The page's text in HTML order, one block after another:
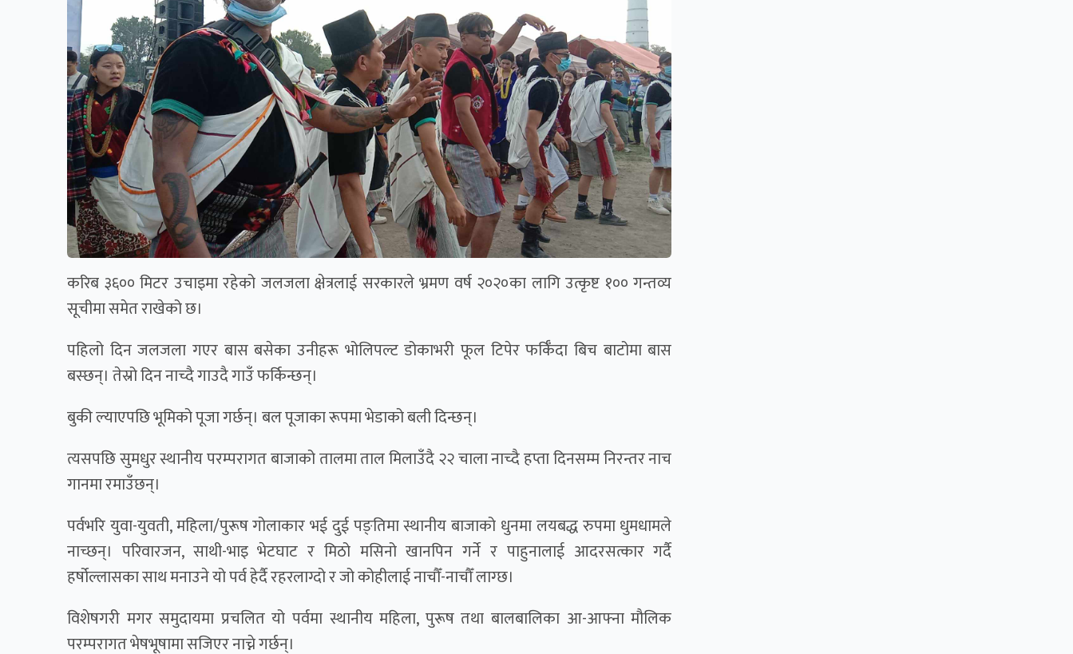
करिब ३६०० मिटर उचाइमा रहेको जलजला क्षेत्रलाई सरकारले भ्रमण वर्ष २०२०का लागि उत्कृष्ट १०० गन्तव्य
सूचीमा समेत राखेको छ।
पहिलो दिन जलजला गएर बास बसेका उनीहरू भोलिपल्ट डोकाभरी फूल टिपेर फर्किँदा बिच बाटोमा बास
बस्छन्। तेस्रो दिन नाच्दै गाउदै गाउँ फर्किन्छन्।
बुकी ल्याएपछि भूमिको पूजा गर्छन्। बल पूजाका रूपमा भेडाको बली दिन्छन्।
त्यसपछि सुमधुर स्थानीय परम्परागत बाजाको तालमा ताल मिलाउँदै २२ चाला नाच्दै हप्ता दिनसम्म निरन्तर नाच
गानमा रमाउँछन्।
पर्वभरि युवा-युवती, महिला/पुरूष गोलाकार भई दुई पङ्तिमा स्थानीय बाजाको धुनमा लयबद्ध रुपमा धुमधामले
नाच्छन्। परिवारजन, साथी-भाइ भेटघाट र मिठो मसिनो खानपिन गर्ने र पाहुनालाई आदरसत्कार गर्दै
हर्षोल्लासका साथ मनाउने यो पर्व हेर्दै रहरलाग्दो र जो कोहीलाई नाचौँ-नाचौँ लाग्छ।
विशेषगरी मगर समुदायमा प्रचलित यो पर्वमा स्थानीय महिला, पुरूष तथा बालबालिका आ-आफ्ना मौलिक
परम्परागत भेषभूषामा सजिएर नाच्ने गर्छन्।